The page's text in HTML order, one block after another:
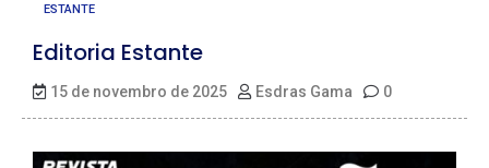
ESTANTE
Editoria Estante
15 de novembro de 2025 Esdras Gama 0